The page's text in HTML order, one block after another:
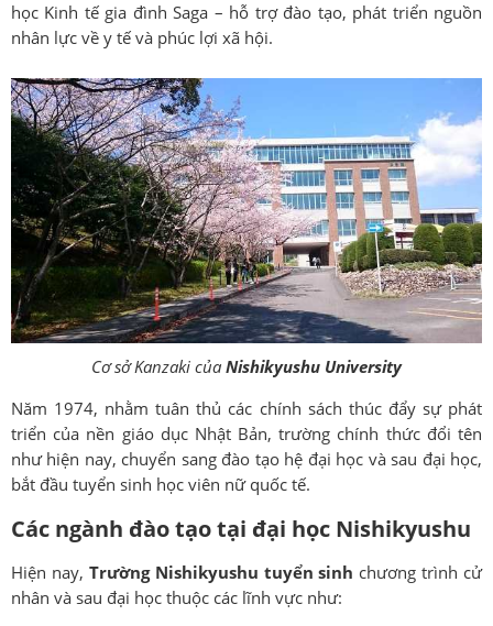
học Kinh tế gia đình Saga – hỗ trợ đào tạo, phát triển nguồn
nhân lực về y tế và phúc lợi xã hội.
Cơ sở Kanzaki của Nishikyushu University
Năm 1974, nhằm tuân thủ các chính sách thúc đẩy sự phát
triển của nền giáo dục Nhật Bản, trường chính thức đổi tên
như hiện nay, chuyển sang đào tạo hệ đại học và sau đại học,
bắt đầu tuyển sinh học viên nữ quốc tế.
Các ngành đào tạo tại đại học Nishikyushu
Hiện nay, Trường Nishikyushu tuyển sinh chương trình cử
nhân và sau đại học thuộc các lĩnh vực như: